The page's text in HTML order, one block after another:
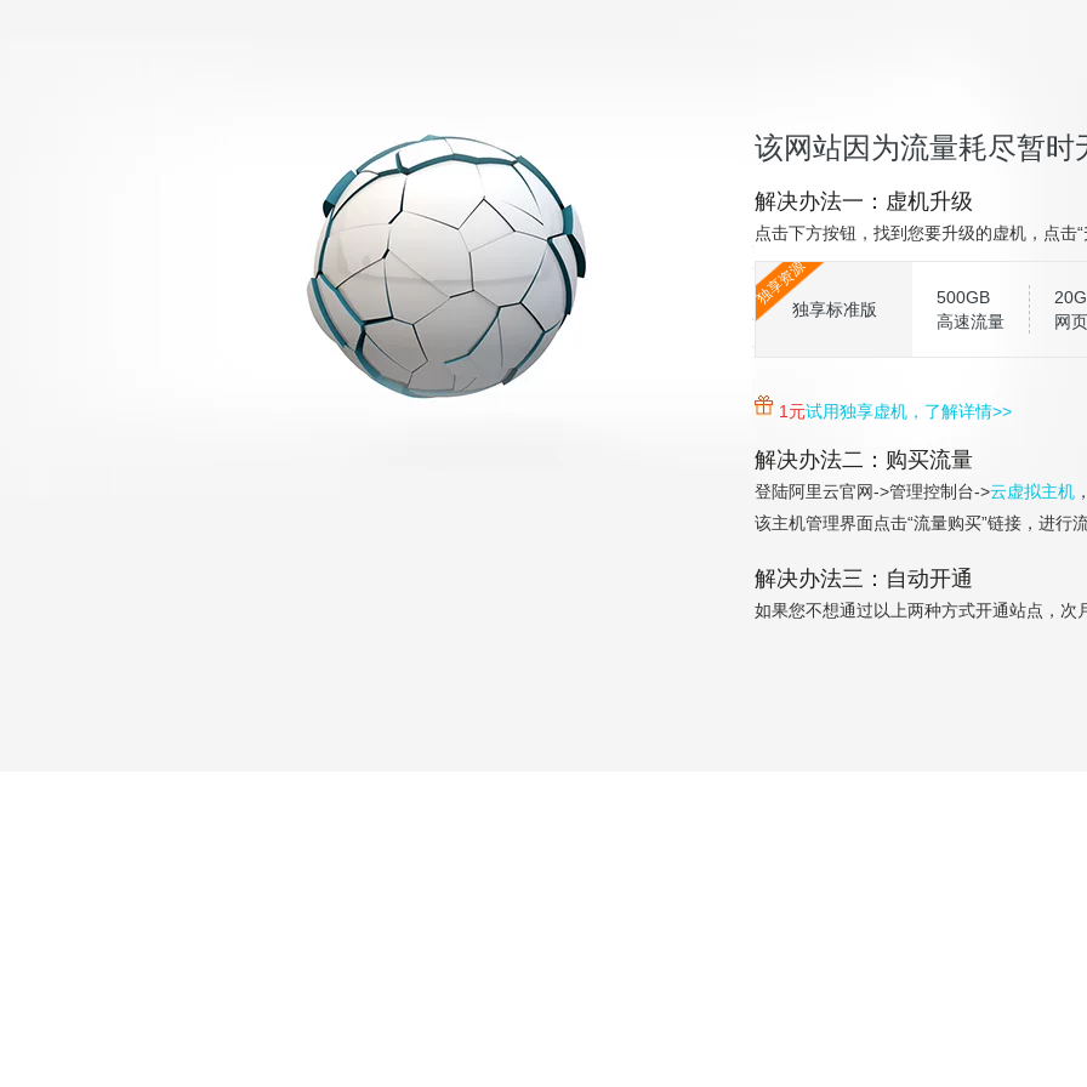
该网站因为流量耗尽暂时
解决办法一：虚机升级
点击下方按钮，找到您要升级的虚机，点击
独享资源
独享标准版
500GB
高速流量
网
1元试用独享虚机，了解详情>>
解决办法二：购买流量
登陆阿里云官网->管理控制台->云虚拟主机
该主机管理界面点击“流量购买”链接，进行
解决办法三：自动开通
如果您不想通过以上两种方式开通站点，次